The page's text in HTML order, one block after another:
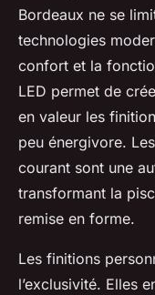
Bordeaux ne se
technologies
confort et la
LED permet de
en valeur les
peu énergivore.
courant sont une
transformant la
remise en forme.
Les finitions
l’exclusivité. Elles